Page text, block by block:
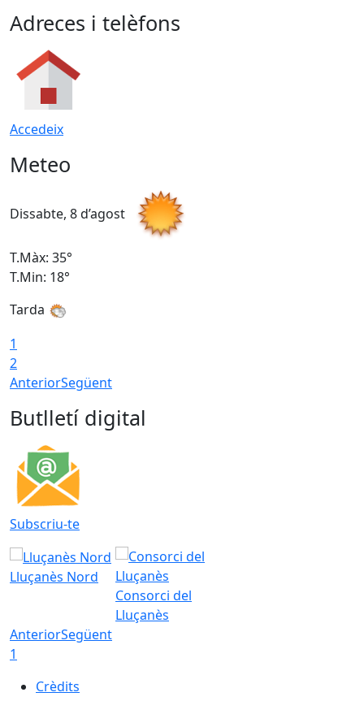
Adreces i telèfons
Accedeix
Meteo
Dissabte, 8 d’agost
T.Màx: 35°
T.Min: 18°
Tarda
1
2
AnteriorSegüent
Butlletí digital
Subscriu-te
Lluçanès Nord
Consorci del
Lluçanès
AnteriorSegüent
1
Crèdits